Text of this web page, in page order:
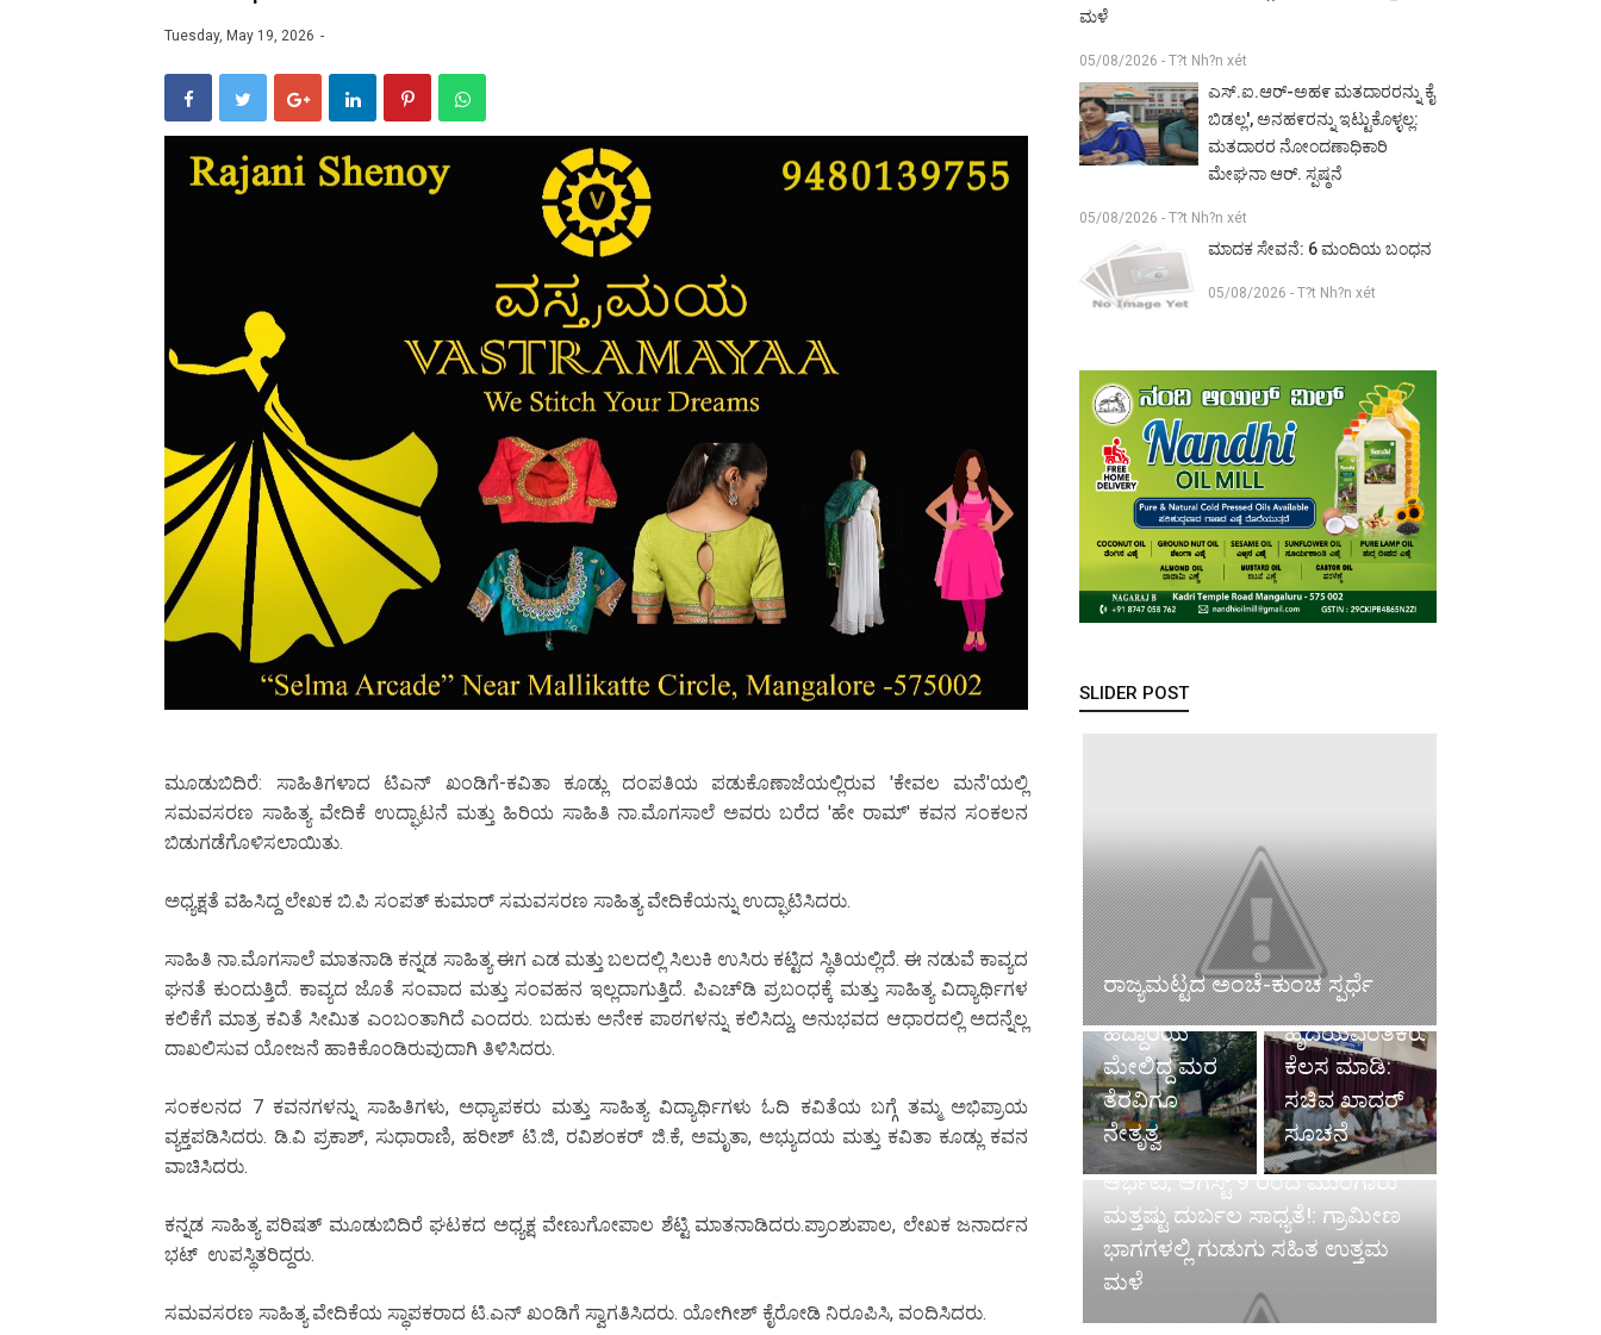
Tuesday, May 19, 2026
ಮೂಡುಬಿದಿರೆ: ಸಾಹಿತಿಗಳಾದ ಟಿಎನ್ ಖಂಡಿಗೆ-ಕವಿತಾ ಕೂಡ್ಲು ದಂಪತಿಯ ಪಡುಕೊಣಾಜೆಯಲ್ಲಿರುವ 'ಕೇವಲ ಮನೆ'ಯಲ್ಲಿ
ಸಮವಸರಣ ಸಾಹಿತ್ಯ ವೇದಿಕೆ ಉದ್ಘಾಟನೆ ಮತ್ತು ಹಿರಿಯ ಸಾಹಿತಿ ನಾ.ಮೊಗಸಾಲೆ ಅವರು ಬರೆದ 'ಹೇ ರಾಮ್' ಕವನ ಸಂಕಲನ
ಬಿಡುಗಡೆಗೊಳಿಸಲಾಯಿತು.
ಅಧ್ಯಕ್ಷತೆ ವಹಿಸಿದ್ದ ಲೇಖಕ ಬಿ.ಪಿ ಸಂಪತ್ ಕುಮಾರ್ ಸಮವಸರಣ ಸಾಹಿತ್ಯ ವೇದಿಕೆಯನ್ನು ಉದ್ಘಾಟಿಸಿದರು.
ಸಾಹಿತಿ ನಾ.ಮೊಗಸಾಲೆ ಮಾತನಾಡಿ ಕನ್ನಡ ಸಾಹಿತ್ಯ ಈಗ ಎಡ ಮತ್ತು ಬಲದಲ್ಲಿ ಸಿಲುಕಿ ಉಸಿರು ಕಟ್ಟಿದ ಸ್ಥಿತಿಯಲ್ಲಿದೆ. ಈ ನಡುವೆ ಕಾವ್ಯದ
ಘನತೆ ಕುಂದುತ್ತಿದೆ. ಕಾವ್ಯದ ಜೊತೆ ಸಂವಾದ ಮತ್ತು ಸಂವಹನ ಇಲ್ಲದಾಗುತ್ತಿದೆ. ಪಿಎಚ್‌ಡಿ ಪ್ರಬಂಧಕ್ಕೆ ಮತ್ತು ಸಾಹಿತ್ಯ ವಿದ್ಯಾರ್ಥಿಗಳ
ಕಲಿಕೆಗೆ ಮಾತ್ರ ಕವಿತೆ ಸೀಮಿತ ಎಂಬಂತಾಗಿದೆ ಎಂದರು. ಬದುಕು ಅನೇಕ ಪಾಠಗಳನ್ನು ಕಲಿಸಿದ್ದು, ಅನುಭವದ ಆಧಾರದಲ್ಲಿ ಅದನ್ನೆಲ್ಲ
ದಾಖಲಿಸುವ ಯೋಜನೆ ಹಾಕಿಕೊಂಡಿರುವುದಾಗಿ ತಿಳಿಸಿದರು.
ಸಂಕಲನದ 7 ಕವನಗಳನ್ನು ಸಾಹಿತಿಗಳು, ಅಧ್ಯಾಪಕರು ಮತ್ತು ಸಾಹಿತ್ಯ ವಿದ್ಯಾರ್ಥಿಗಳು ಓದಿ ಕವಿತೆಯ ಬಗ್ಗೆ ತಮ್ಮ ಅಭಿಪ್ರಾಯ
ವ್ಯಕ್ತಪಡಿಸಿದರು. ಡಿ.ವಿ ಪ್ರಕಾಶ್, ಸುಧಾರಾಣಿ, ಹರೀಶ್ ಟಿ.ಜಿ, ರವಿಶಂಕರ್ ಜಿ.ಕೆ, ಅಮೃತಾ, ಅಭ್ಯುದಯ ಮತ್ತು ಕವಿತಾ ಕೂಡ್ಲು ಕವನ
ವಾಚಿಸಿದರು.
ಕನ್ನಡ ಸಾಹಿತ್ಯ ಪರಿಷತ್ ಮೂಡುಬಿದಿರೆ ಘಟಕದ ಅಧ್ಯಕ್ಷ ವೇಣುಗೋಪಾಲ ಶೆಟ್ಟಿ ಮಾತನಾಡಿದರು.ಪ್ರಾಂಶುಪಾಲ, ಲೇಖಕ ಜನಾರ್ದನ
ಭಟ್ ಉಪಸ್ಥಿತರಿದ್ದರು.
ಸಮವಸರಣ ಸಾಹಿತ್ಯ ವೇದಿಕೆಯ ಸ್ಥಾಪಕರಾದ ಟಿ.ಎನ್ ಖಂಡಿಗೆ ಸ್ವಾಗತಿಸಿದರು. ಯೋಗೀಶ್ ಕೈರೋಡಿ ನಿರೂಪಿಸಿ, ವಂದಿಸಿದರು.
ಮಳೆ
05/08/2026 - T?t Nh?n xét
ಎಸ್.ಐ.ಆರ್-ಅಹ೯ ಮತದಾರರನ್ನು ಕೈ
ಬಿಡಲ್ಲ', ಅನಹ೯ರನ್ನು ಇಟ್ಟುಕೊಳ್ಳಲ್ಲ:
ಮತದಾರರ ನೋಂದಣಾಧಿಕಾರಿ
ಮೇಘನಾ ಆರ್. ಸ್ಪಷ್ಠನೆ
05/08/2026 - T?t Nh?n xét
ಮಾದಕ ಸೇವನೆ: 6 ಮಂದಿಯ ಬಂಧನ
05/08/2026 - T?t Nh?n xét
SLIDER POST
ರಾಜ್ಯಮಟ್ಟದ ಅಂಚೆ-ಕುಂಚ ಸ್ಪರ್ಧೆ
ರಸ್ತೆ ಹೊಂಡ
ಮುಚ್ಚಿದ
ವೈದ್ಯರು,
ಹೆದ್ದಾರಿಯ
ಮೇಲಿದ್ದ ಮರ
ತೆರವಿಗೂ
ನೇತೃತ್ವ
ಅಧಿಕಾರಿಗಳು
ಬುದ್ದಿವಂತಿಕೆಯ
ಜತೆಗೆ
ಹೃದಯವಂತಿಕೆಯಿಂದ
ಕೆಲಸ ಮಾಡಿ:
ಸಚಿವ ಖಾದರ್
ಸೂಚನೆ
ಕರಾವಳಿಯಲ್ಲಿ ತಗ್ಗಿದ ಮಳೆಯ
ಆರ್ಭಟ, ಆಗಸ್ಟ್ 9 ರಿಂದ ಮುಂಗಾರು
ಮತ್ತಷ್ಟು ದುರ್ಬಲ ಸಾಧ್ಯತೆ!: ಗ್ರಾಮೀಣ
ಭಾಗಗಳಲ್ಲಿ ಗುಡುಗು ಸಹಿತ ಉತ್ತಮ
ಮಳೆ